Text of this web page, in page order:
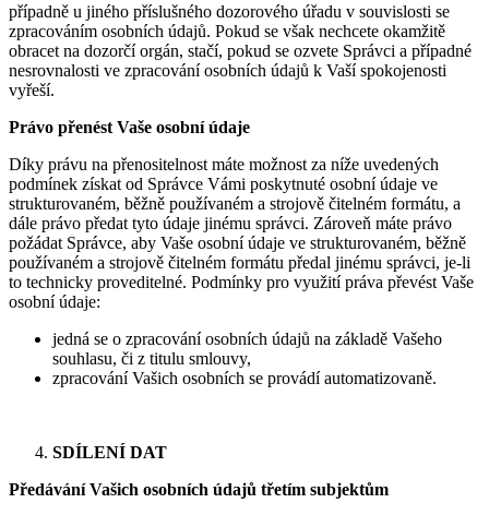
případně u jiného příslušného dozorového úřadu v souvislosti se
zpracováním osobních údajů. Pokud se však nechcete okamžitě
obracet na dozorčí orgán, stačí, pokud se ozvete Správci a případné
nesrovnalosti ve zpracování osobních údajů k Vaší spokojenosti
vyřeší.
Právo přenést Vaše osobní údaje
Díky právu na přenositelnost máte možnost za níže uvedených
podmínek získat od Správce Vámi poskytnuté osobní údaje ve
strukturovaném, běžně používaném a strojově čitelném formátu, a
dále právo předat tyto údaje jinému správci. Zároveň máte právo
požádat Správce, aby Vaše osobní údaje ve strukturovaném, běžně
používaném a strojově čitelném formátu předal jinému správci, je-li
to technicky proveditelné. Podmínky pro využití práva převést Vaše
osobní údaje:
jedná se o zpracování osobních údajů na základě Vašeho
souhlasu, či z titulu smlouvy,
zpracování Vašich osobních se provádí automatizovaně.
SDÍLENÍ DAT
Předávání Vašich osobních údajů třetím subjektům